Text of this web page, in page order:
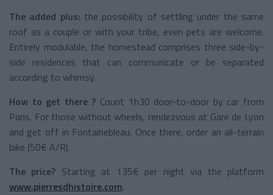
The added plus: the possibility of settling under the same
roof as a couple or with your tribe, even pets are welcome.
Entirely modulable, the homestead comprises three side-by-
side residences that can communicate or be separated
according to whimsy.
How to get there ? Count 1h30 door-to-door by car from
Paris. For those without wheels, rendezvous at Gare de Lyon
and get off in Fontainebleau. Once there, order an all-terrain
bike (50€ A/R).
The price? Starting at 135€ per night via the platform
www.pierresdhistoire.com.